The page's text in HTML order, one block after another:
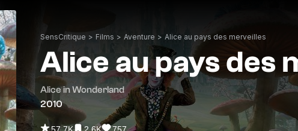
SensCritique > Films > Aventure > Alice au pays des merveilles
Alice au pays des
Alice in Wonderland
2010